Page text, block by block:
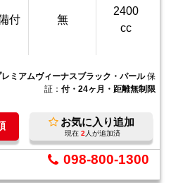
付 無
2400
cc
レミアムヴィーナスブラック・パール 保
証： 付・24ヶ月・距離無制限
お気に入り追加
現在 2 人が追加済
098-800-1300